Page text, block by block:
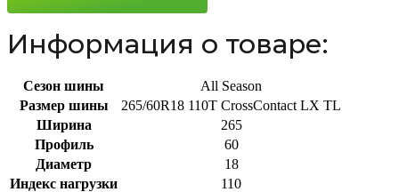
Информация о товаре:
Сезон шины
All Season
Размер шины
265/60R18 110T CrossContact LX TL
Ширина
265
Профиль
60
Диаметр
18
Индекс нагрузки
110